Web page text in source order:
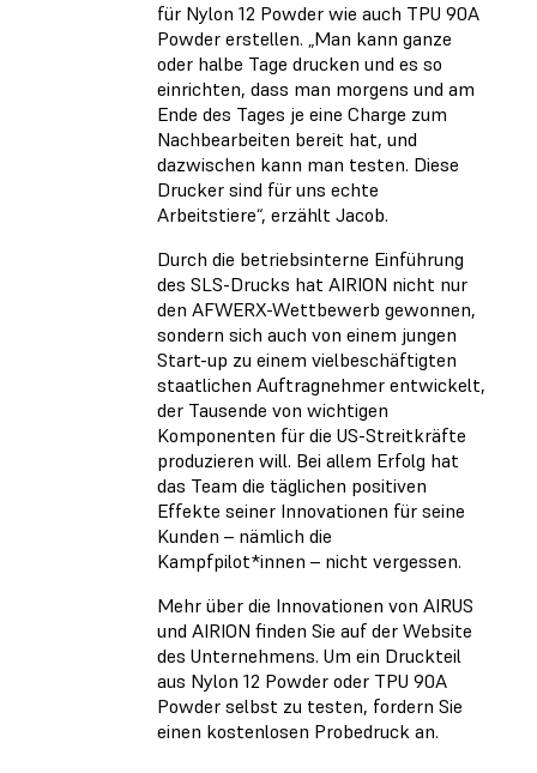
für Nylon 12 Powder wie auch TPU 90A
Powder erstellen. „Man kann ganze
oder halbe Tage drucken und es so
einrichten, dass man morgens und am
Ende des Tages je eine Charge zum
Nachbearbeiten bereit hat, und
dazwischen kann man testen. Diese
Drucker sind für uns echte
Arbeitstiere“, erzählt Jacob.
Durch die betriebsinterne Einführung
des SLS-Drucks hat AIRION nicht nur
den AFWERX-Wettbewerb gewonnen,
sondern sich auch von einem jungen
Start-up zu einem vielbeschäftigten
staatlichen Auftragnehmer entwickelt,
der Tausende von wichtigen
Komponenten für die US-Streitkräfte
produzieren will. Bei allem Erfolg hat
das Team die täglichen positiven
Effekte seiner Innovationen für seine
Kunden – nämlich die
Kampfpilot*innen – nicht vergessen.
Mehr über die Innovationen von AIRUS
und AIRION finden Sie auf der Website
des Unternehmens. Um ein Druckteil
aus Nylon 12 Powder oder TPU 90A
Powder selbst zu testen, fordern Sie
einen kostenlosen Probedruck an.